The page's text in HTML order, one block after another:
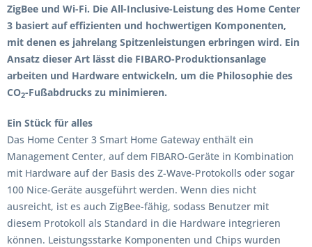
ZigBee und Wi-Fi. Die All-Inclusive-Leistung des Home Center
3 basiert auf effizienten und hochwertigen Komponenten,
mit denen es jahrelang Spitzenleistungen erbringen wird. Ein
Ansatz dieser Art lässt die FIBARO-Produktionsanlage
arbeiten und Hardware entwickeln, um die Philosophie des
CO2-Fußabdrucks zu minimieren.
Ein Stück für alles
Das Home Center 3 Smart Home Gateway enthält ein
Management Center, auf dem FIBARO-Geräte in Kombination
mit Hardware auf der Basis des Z-Wave-Protokolls oder sogar
100 Nice-Geräte ausgeführt werden. Wenn dies nicht
ausreicht, ist es auch ZigBee-fähig, sodass Benutzer mit
diesem Protokoll als Standard in die Hardware integrieren
können. Leistungsstarke Komponenten und Chips wurden